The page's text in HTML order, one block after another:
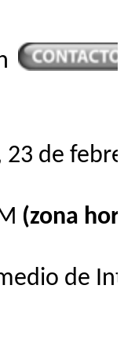
23 de
(zona
de